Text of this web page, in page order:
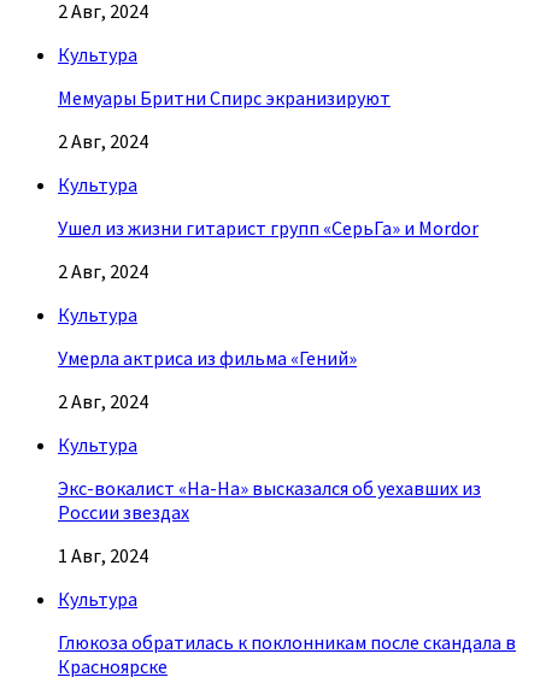
2 Авг, 2024
Культура
Мемуары Бритни Спирс экранизируют
2 Авг, 2024
Культура
Ушел из жизни гитарист групп «СерьГа» и Mordor
2 Авг, 2024
Культура
Умерла актриса из фильма «Гений»
2 Авг, 2024
Культура
Экс-вокалист «На-На» высказался об уехавших из
России звездах
1 Авг, 2024
Культура
Глюкоза обратилась к поклонникам после скандала в
Красноярске